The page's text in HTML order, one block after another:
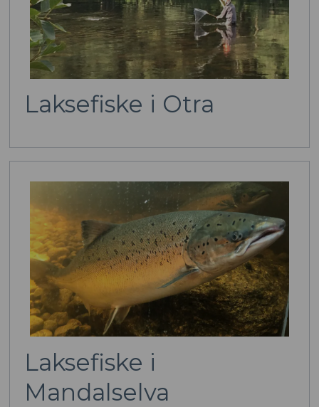
Laksefiske i Otra
Laksefiske i
Mandalselva